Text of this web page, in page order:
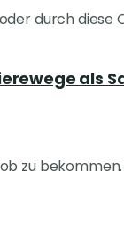
durch diese
als
zu